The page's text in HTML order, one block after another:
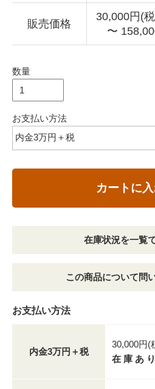
販売価格
30,000円(
〜
数量
お支払い方法
カートに
在庫状況を一覧
この商品について問
お支払い方法
内金3万円＋税
30,000円(
在 庫 あ り